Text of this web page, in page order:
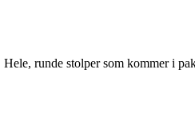
runde stolper som kommer i